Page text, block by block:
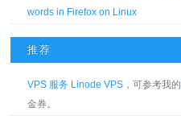
words in Firefox on Linux
推荐
VPS 服务 Linode VPS ，可参考我的
金券。